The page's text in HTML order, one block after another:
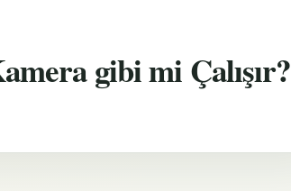
gibi mi Çalışır?